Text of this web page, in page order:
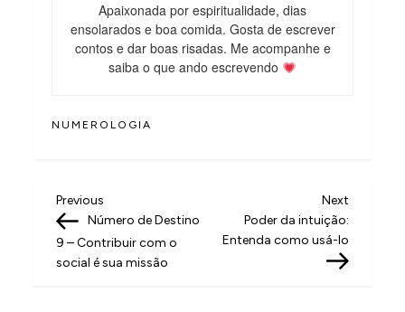
Apaixonada por espiritualidade, dias
ensolarados e boa comida. Gosta de escrever
contos e dar boas risadas. Me acompanhe e
saiba o que ando escrevendo
NUMEROLOGIA
N
a
v
Previous
Post
Previous
Número de Destino
9 – Contribuir com o
social é sua missão
Next
Post
Next
Poder da intuição:
Entenda como usá-lo